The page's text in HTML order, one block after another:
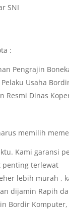
SNI
:
Pengrajin
Pelaku Usaha
Resmi Dinas
memilih
Kami garansi
penting terlewat
lebih murah ,
dijamin Rapih
Bordir